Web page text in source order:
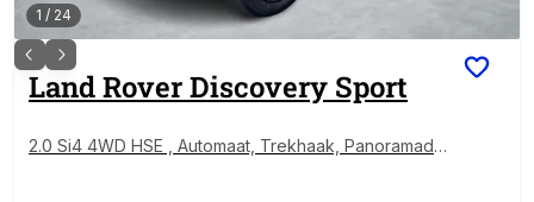
1 / 24
Land RoverDiscovery Sport
2.0 Si4 4WD HSE , Automaat, Trekhaak, Panoramada